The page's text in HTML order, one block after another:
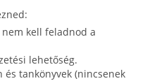
kell feladnod a
lehetőség.
tankönyvek (nincsenek